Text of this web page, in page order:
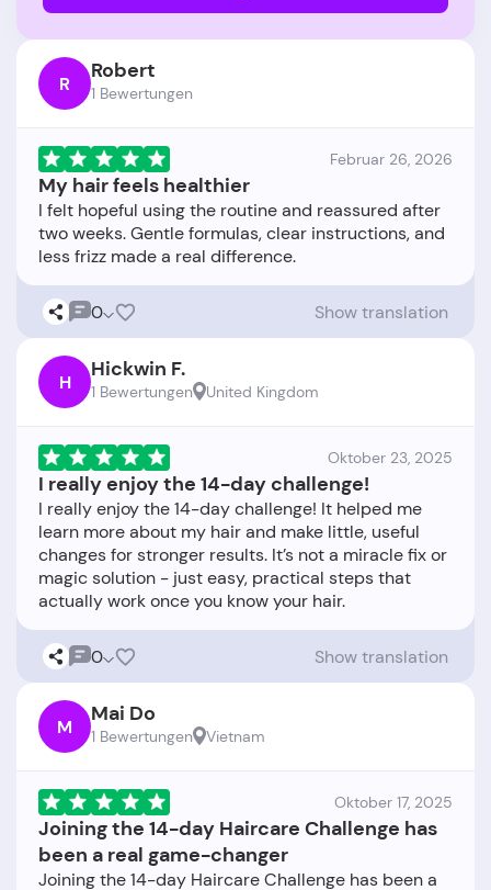
R Robert
1 Bewertungen
Februar 26, 2026
My hair feels healthier
I felt hopeful using the routine and reassured after
two weeks. Gentle formulas, clear instructions, and
0 Show translation
H Hickwin F.
1 Bewertungen United Kingdom
Oktober 23, 2025
I really enjoy the 14-day challenge!
I really enjoy the 14-day challenge! It helped me
learn more about my hair and make little, useful
changes for stronger results. It’s not a miracle fix or
magic solution - just easy, practical steps that
0 Show translation
M Mai Do
1 Bewertungen Vietnam
Oktober 17, 2025
Joining the 14-day Haircare Challenge has
been a real game-changer
Joining the 14-day Haircare Challenge has been a